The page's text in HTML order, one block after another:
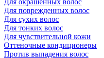
Для окрашенных волос
Для поврежденных волос
Для сухих волос
Для тонких волос
Для чувствительной кожи
Оттеночные кондиционеры
Против выпадения волос